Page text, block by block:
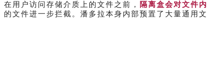
在用户访问存储介质上的文件之前， 隔离盒会对文件
的文件进一步拦截。潘多拉本身内部预置了大量通用